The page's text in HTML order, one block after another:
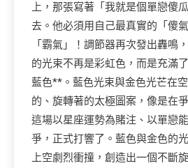
上，那張寫著「我就是個單戀傻
去。他必須用自己最真實的「傻
「霸氣」！調節器再次發出轟鳴
的光束不再是彩虹色，而是充滿
藍色**。藍色光束與金色光芒在
的、旋轉著的太極圖案，像是在
這場以星座運勢為賭注、以單戀
爭，正式打響了。藍色與金色的
上空劇烈衝撞，創造出一個不斷